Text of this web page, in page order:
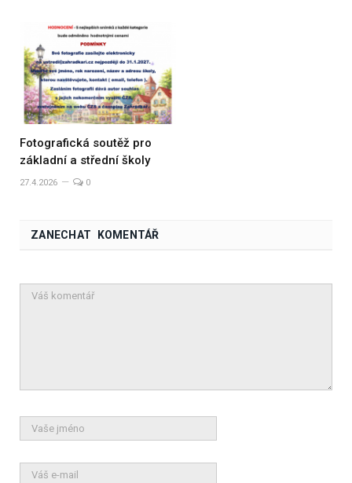
Fotografická soutěž pro
základní a střední školy
27.4.2026 0
ZANECHAT KOMENTÁŘ